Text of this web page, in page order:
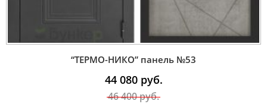
“ТЕРМО-НИКО” панель №53
44 080руб.
46 400руб.